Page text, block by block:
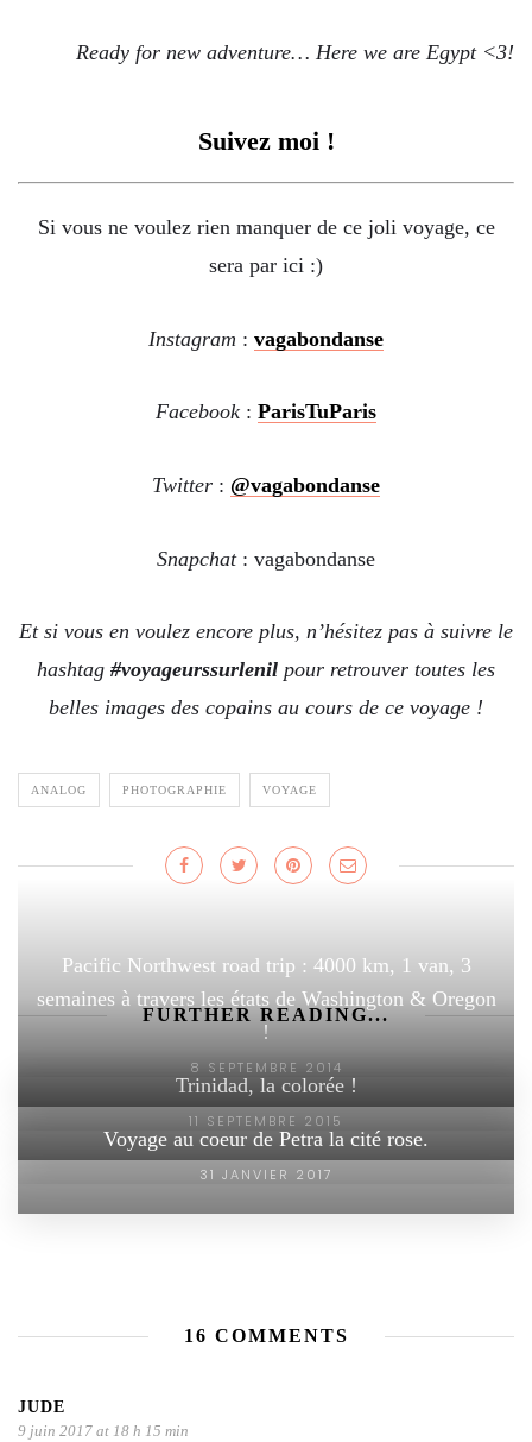
Ready for new adventure… Here we are Egypt <3!
Suivez moi !
Si vous ne voulez rien manquer de ce joli voyage, ce
sera par ici :)
Instagram : vagabondanse
Facebook : ParisTuParis
Twitter : @vagabondanse
Snapchat: vagabondanse
Et si vous en voulez encore plus, n’hésitez pas à suivre le
hashtag #voyageurssurlenil pour retrouver toutes les
belles images des copains au cours de ce voyage !
ANALOG PHOTOGRAPHIE VOYAGE
FURTHER READING...
Pacific Northwest road trip : 4000 km, 1 van, 3
semaines à travers les états de Washington & Oregon
!
8 SEPTEMBRE 2014
Trinidad, la colorée !
11 SEPTEMBRE 2015
Voyage au coeur de Petra la cité rose.
31 JANVIER 2017
16 COMMENTS
JUDE
9 juin 2017 at 18 h 15 min